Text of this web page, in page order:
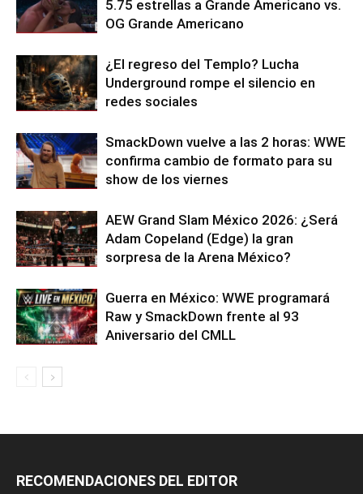
5.75 estrellas a Grande Americano vs.
OG Grande Americano
¿El regreso del Templo? Lucha
Underground rompe el silencio en
redes sociales
SmackDown vuelve a las 2 horas: WWE
confirma cambio de formato para su
show de los viernes
AEW Grand Slam México 2026: ¿Será
Adam Copeland (Edge) la gran
sorpresa de la Arena México?
Guerra en México: WWE programará
Raw y SmackDown frente al 93
Aniversario del CMLL
RECOMENDACIONES DEL EDITOR